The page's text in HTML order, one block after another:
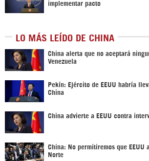
implementar pacto
LO MÁS LEÍDO DE CHINA
China alerta que no aceptará
Venezuela
Pekín: Ejército de EEUU habría
China
China advierte a EEUU contra
China: No permitiremos que EEUU
Norte